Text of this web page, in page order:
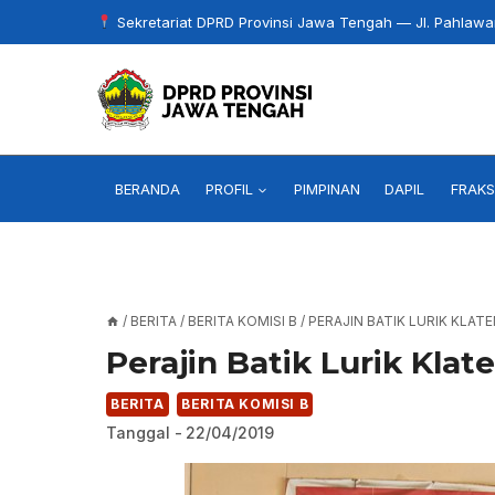
to
Sekretariat DPRD Provinsi Jawa Tengah — Jl.
BERANDA PROFIL PIMPINAN DAPIL
/ BERITA / BERITA KOMISI B / PERAJIN BATIK LURIK
Perajin Batik Lurik
BERITA BERITA KOMISI B
Tanggal - 22/04/2019